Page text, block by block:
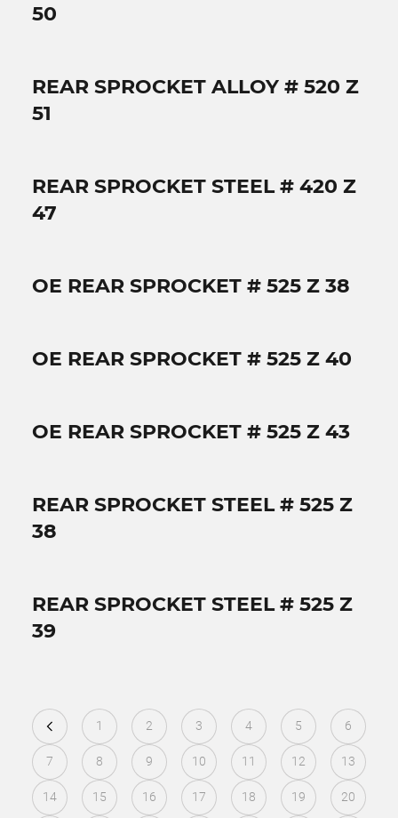
50
REAR SPROCKET ALLOY # 520 Z
51
REAR SPROCKET STEEL # 420 Z
47
OE REAR SPROCKET # 525 Z 38
OE REAR SPROCKET # 525 Z 40
OE REAR SPROCKET # 525 Z 43
REAR SPROCKET STEEL # 525 Z
38
REAR SPROCKET STEEL # 525 Z
39
1 2 3 4 5 6
7 8 9 10 11 12 13
14 15 16 17 18 19 20